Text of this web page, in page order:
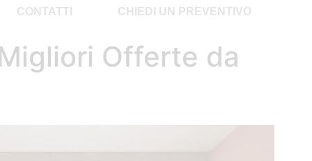
CONTATTI CHIEDI UN PREVENTIVO
Offerte da